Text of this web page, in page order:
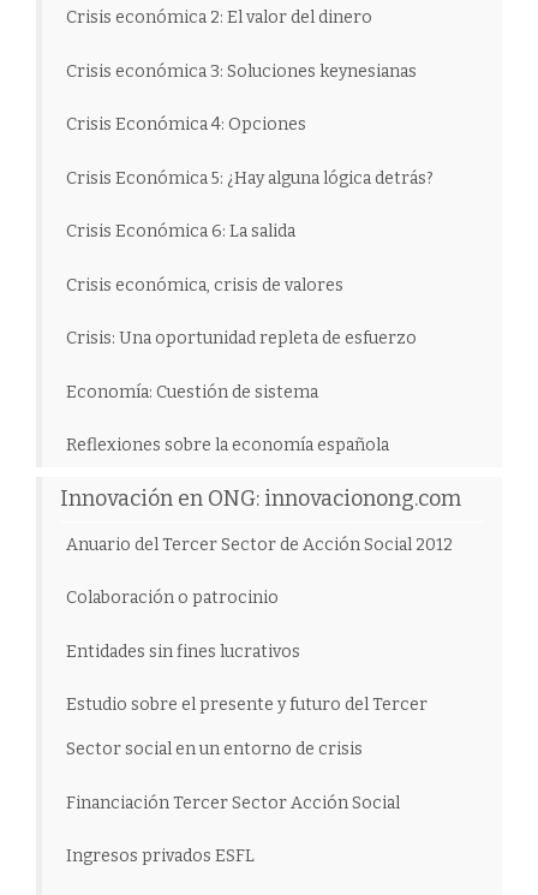
Crisis económica 2: El valor del dinero
Crisis económica 3: Soluciones keynesianas
Crisis Económica 4: Opciones
Crisis Económica 5: ¿Hay alguna lógica detrás?
Crisis Económica 6: La salida
Crisis económica, crisis de valores
Crisis: Una oportunidad repleta de esfuerzo
Economía: Cuestión de sistema
Reflexiones sobre la economía española
Innovación en ONG: innovacionong.com
Anuario del Tercer Sector de Acción Social 2012
Colaboración o patrocinio
Entidades sin fines lucrativos
Estudio sobre el presente y futuro del Tercer
Sector social en un entorno de crisis
Financiación Tercer Sector Acción Social
Ingresos privados ESFL